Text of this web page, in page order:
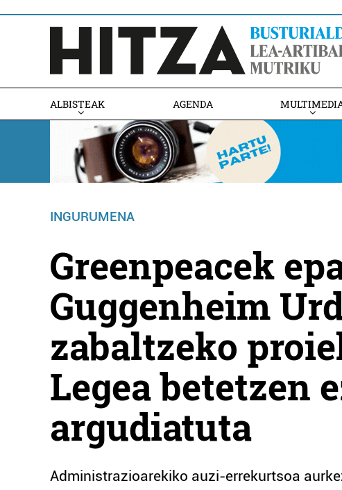
ALBISTEAK AGENDA
INGURUMENA
Greenpeacek
Guggenheim
zabaltzeko
Legea betetzen
argudiatuta
Administrazioarekiko auzi-errekurtsoa